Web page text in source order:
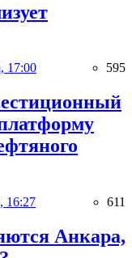
17:00 595
16:27 611
Анкара,